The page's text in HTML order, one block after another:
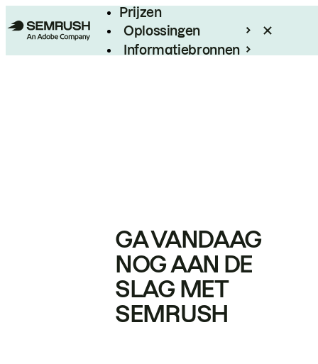
Prijzen
Oplossingen
Informatiebronnen
GA VANDAAG
NOG AAN DE
SLAG MET
SEMRUSH